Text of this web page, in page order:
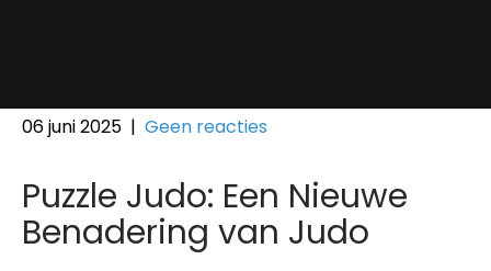
06 juni 2025 | Geen reacties
Puzzle Judo: Een Nieuwe
Benadering van Judo